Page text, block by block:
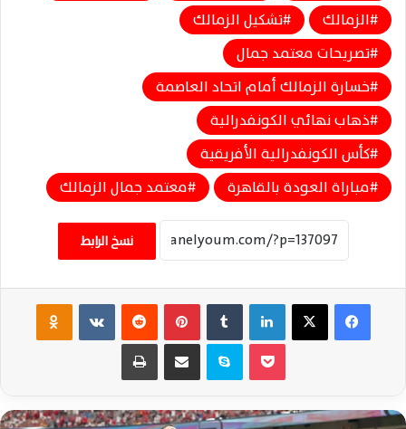
الزمالك
تشكيل الزمالك
تصريحات معتمد جمال
خسارة الزمالك أمام اتحاد العاصمة
ذهاب نهائي الكونفدرالية
كأس الكونفدرالية الأفريقية
مباراة العودة بالقاهرة
معتمد جمال الزمالك
نسخ الرابط
فيسبوك ‫X لينكدإن بينتيريست ‏VKontakte
سكايب مشاركة عبر البريد طباعة